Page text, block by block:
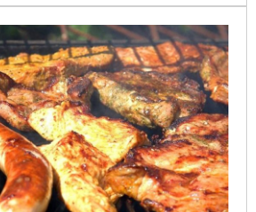
食安處及檢調單位已前往稽查，案